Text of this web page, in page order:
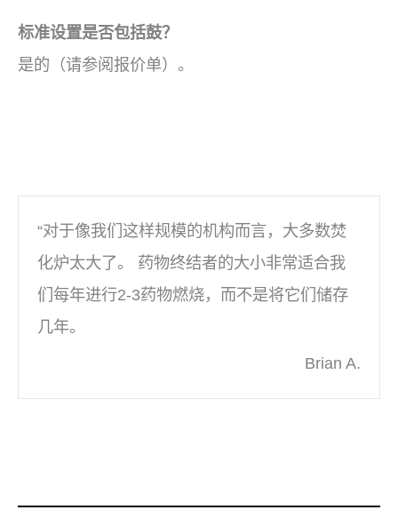
标准设置是否包括鼓？
是的（请参阅报价单）。
“对于像我们这样规模的机构而言，大多数焚
化炉太大了。 药物终结者的大小非常适合我
们每年进行2-3药物燃烧，而不是将它们储存
几年。
Brian A.